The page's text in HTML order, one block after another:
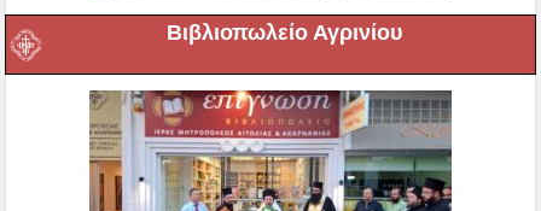
Βιβλιοπωλείο Αγρινίου